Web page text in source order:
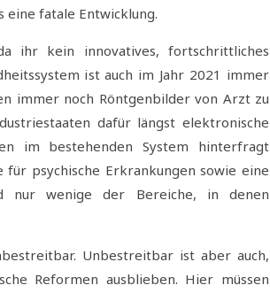
fatale Entwicklung.
ihr kein innovatives, fortschrittliches
ist auch im Jahr 2021 immer
immer noch Röntgenbilder von Arzt zu
dafür längst elektronische
im bestehenden System hinterfragt
psychische Erkrankungen sowie eine
nur wenige der Bereiche, in denen
Unbestreitbar ist aber auch,
Reformen ausblieben. Hier müssen